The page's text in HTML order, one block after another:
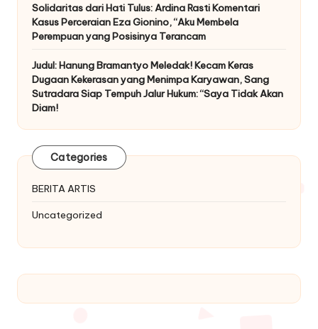
Solidaritas dari Hati Tulus: Ardina Rasti Komentari
Kasus Perceraian Eza Gionino, “Aku Membela
Perempuan yang Posisinya Terancam
Judul: Hanung Bramantyo Meledak! Kecam Keras
Dugaan Kekerasan yang Menimpa Karyawan, Sang
Sutradara Siap Tempuh Jalur Hukum: “Saya Tidak Akan
Diam!
Categories
BERITA ARTIS
Uncategorized